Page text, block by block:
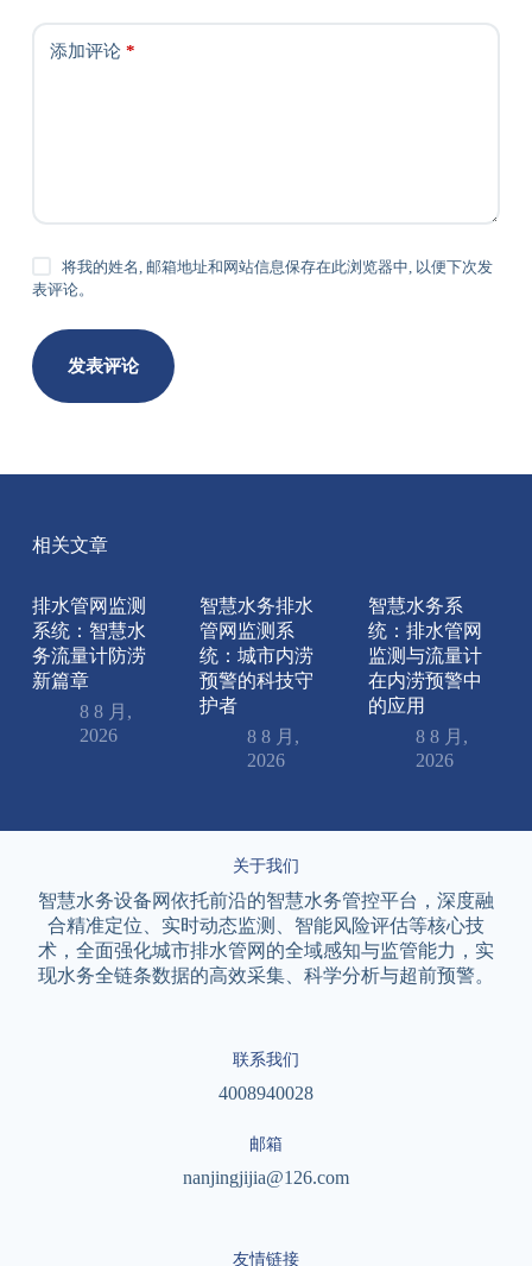
添加评论*
将我的姓名, 邮箱地址和网站信息保存在此浏览器中, 以便下次发
表评论。
发表评论
相关文章
排水管网监测
系统：智慧水
务流量计防涝
新篇章
8 8 月,
2026
智慧水务排水
管网监测系
统：城市内涝
预警的科技守
护者
8 8 月,
2026
智慧水务系
统：排水管网
监测与流量计
在内涝预警中
的应用
8 8 月,
2026
关于我们
智慧水务设备网依托前沿的智慧水务管控平台，深度融
合精准定位、实时动态监测、智能风险评估等核心技
术，全面强化城市排水管网的全域感知与监管能力，实
现水务全链条数据的高效采集、科学分析与超前预警。
联系我们
4008940028
邮箱
nanjingjijia@126.com
友情链接